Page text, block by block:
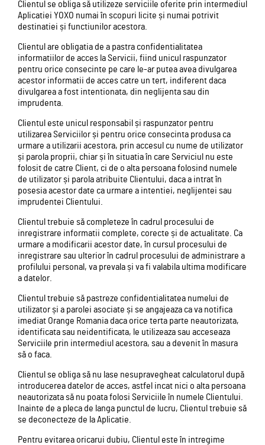
Clientul se obliga să utilizeze serviciile oferite prin intermediul
Aplicatiei YOXO numai în scopuri licite și numai potrivit
destinatiei și functiunilor acestora.
Clientul are obligatia de a pastra confidentialitatea
informatiilor de acces la Servicii, fiind unicul raspunzator
pentru orice consecinte pe care le-ar putea avea divulgarea
acestor informatii de acces catre un tert, indiferent daca
divulgarea a fost intentionata, din neglijenta sau din
imprudenta.
Clientul este unicul responsabil și raspunzator pentru
utilizarea Serviciilor și pentru orice consecinta produsa ca
urmare a utilizarii acestora, prin accesul cu nume de utilizator
și parola proprii, chiar și în situatia în care Serviciul nu este
folosit de catre Client, ci de o alta persoana folosind numele
de utilizator și parola atribuite Clientului, daca a intrat în
posesia acestor date ca urmare a intentiei, neglijentei sau
imprudentei Clientului.
Clientul trebuie să completeze în cadrul procesului de
inregistrare informatii complete, corecte și de actualitate. Ca
urmare a modificarii acestor date, în cursul procesului de
inregistrare sau ulterior în cadrul procesului de administrare a
profilului personal, va prevala și va fi valabila ultima modificare
a datelor.
Clientul trebuie să pastreze confidentialitatea numelui de
utilizator și a parolei asociate și se angajeaza ca va notifica
imediat Orange Romania daca orice terta parte neautorizata,
identificata sau neidentificata, le utilizeaza sau acceseaza
Serviciile prin intermediul acestora, sau a devenit în masura
să o faca.
Clientul se obliga să nu lase nesupravegheat calculatorul după
introducerea datelor de acces, astfel incat nici o alta persoana
neautorizata să nu poata folosi Serviciile în numele Clientului.
Inainte de a pleca de langa punctul de lucru, Clientul trebuie să
se deconecteze de la Aplicatie.
Pentru evitarea oricarui dubiu, Clientul este în intregime